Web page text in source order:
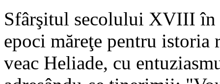
Sfârşitul secolului XVIII în
epoci măreţe pentru istoria
veac Heliade, cu